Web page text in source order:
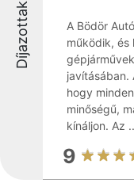
Díjazottak
A Bödör
működik, és
javításában.
hogy
minőségű,
kínáljon. Az
9